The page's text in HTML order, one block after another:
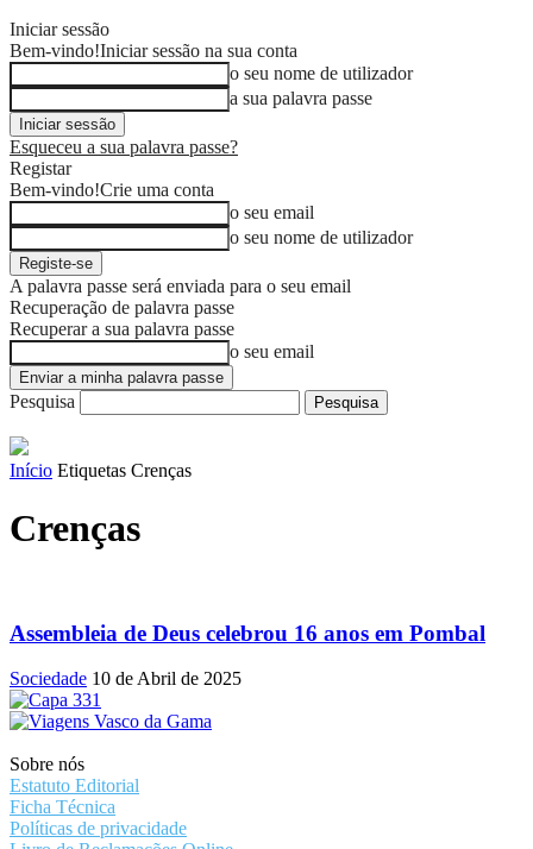
Iniciar sessão
Bem-vindo!Iniciar sessão na sua conta
o seu nome de utilizador
a sua palavra passe
Esqueceu a sua palavra passe?
Registar
Bem-vindo!Crie uma conta
o seu email
o seu nome de utilizador
A palavra passe será enviada para o seu email
Recuperação de palavra passe
Recuperar a sua palavra passe
o seu email
Pesquisa
Início Etiquetas Crenças
Crenças
Assembleia de Deus celebrou 16 anos em Pombal
Sociedade 10 de Abril de 2025
Sobre nós
Estatuto Editorial
Ficha Técnica
Políticas de privacidade